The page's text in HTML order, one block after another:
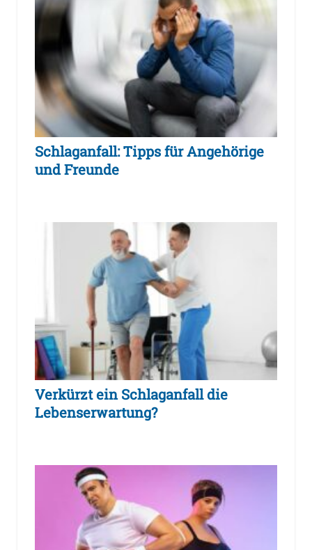
Schlaganfall: Tipps für Angehörige
und Freunde
Verkürzt ein Schlaganfall die
Lebenserwartung?